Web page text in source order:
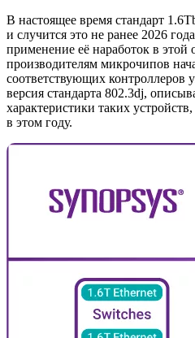
В настоящее время стандарт
и случится это не ранее 2026
применение её наработок в этой
производителям микрочипов
соответствующих контроллеров
версия стандарта 802.3dj,
характеристики таких
в этом году.